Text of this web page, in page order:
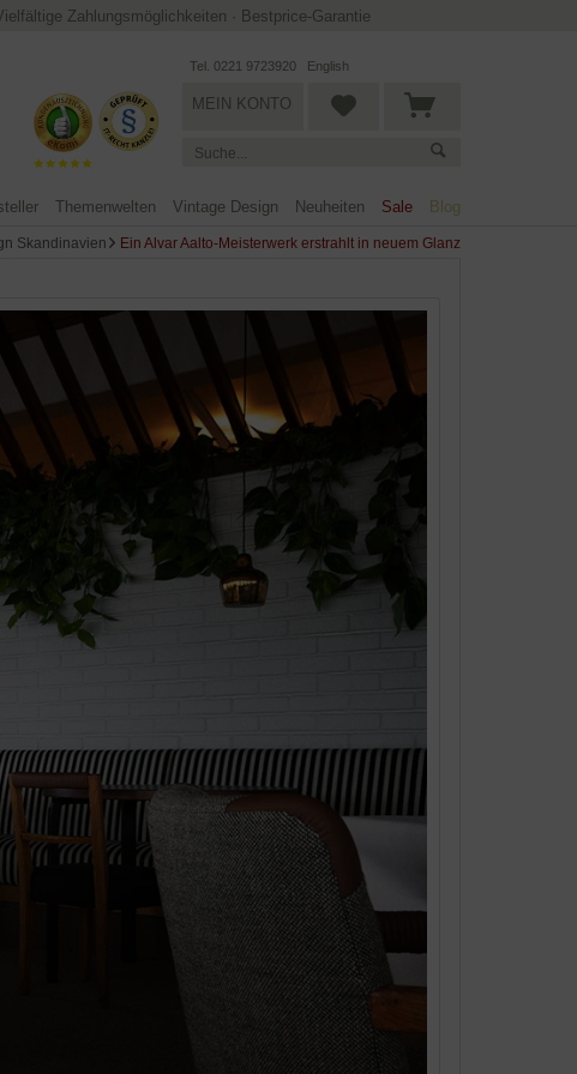
Zahlungsmöglichkeiten · Bestprice-Garantie
Tel. 0221 9723920 English
MEIN KONTO
Themenwelten Vintage Design Neuheiten Sale Blog
Skandinavien Ein Alvar Aalto-Meisterwerk erstrahlt in neuem Glanz